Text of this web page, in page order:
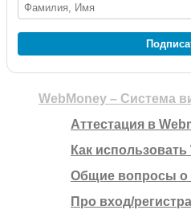
WebMoney – Система
Аттестация в
Как
Общие вопросы о
Про вход/